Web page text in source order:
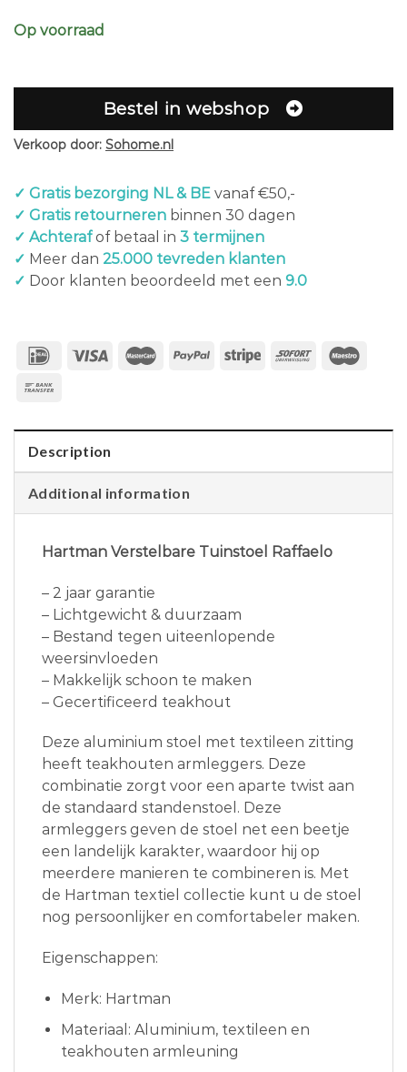
Op voorraad
Bestel in webshop
Verkoop door: Sohome.nl
✓ Gratis bezorging NL & BE vanaf €50,-
✓ Gratis retourneren binnen 30 dagen
✓ Achterafof betaal in 3 termijnen
✓ Meer dan 25.000 tevreden klanten
✓ Door klanten beoordeeld met een 9.0
Description
Additional information
Hartman Verstelbare Tuinstoel Raffaelo
– 2 jaar garantie
– Lichtgewicht & duurzaam
– Bestand tegen uiteenlopende
weersinvloeden
– Makkelijk schoon te maken
– Gecertificeerd teakhout
Deze aluminium stoel met textileen zitting
heeft teakhouten armleggers. Deze
combinatie zorgt voor een aparte twist aan
de standaard standenstoel. Deze
armleggers geven de stoel net een beetje
een landelijk karakter, waardoor hij op
meerdere manieren te combineren is. Met
de Hartman textiel collectie kunt u de stoel
nog persoonlijker en comfortabeler maken.
Eigenschappen:
Merk: Hartman
Materiaal: Aluminium, textileen en
teakhouten armleuning